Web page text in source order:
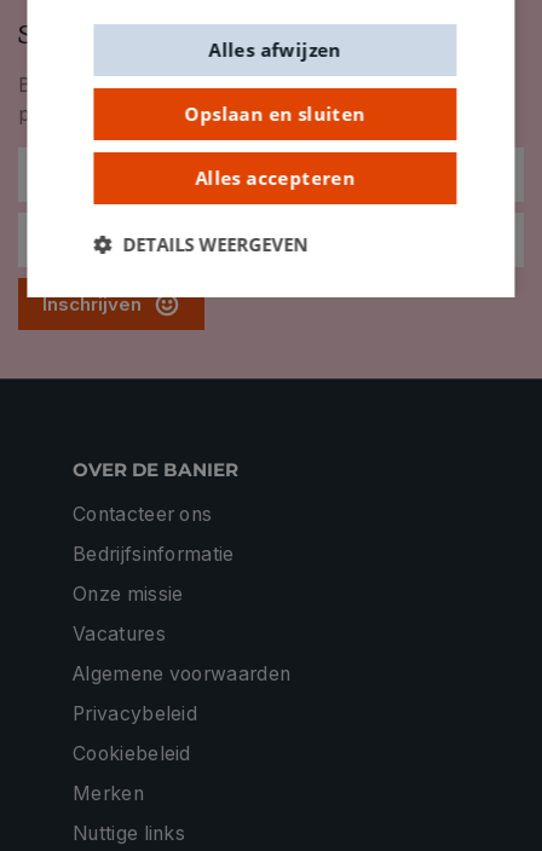
Schrijf je in op onze nieuwsbrief
Blijf op de hoogte van nieuwigheden, inspiratie,
promoties en meer!
Inschrijven
OVER DE BANIER
Contacteer ons
Bedrijfsinformatie
Onze missie
Vacatures
Algemene voorwaarden
Privacybeleid
Cookiebeleid
Merken
Nuttige links
Opslaan en sluiten
Alles accepteren
Alles afwijzen
DETAILS WEERGEVEN